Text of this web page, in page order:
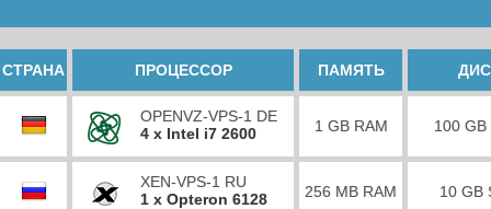
СТРАНА ПРОЦЕССОР ПАМЯТЬ
OPENVZ-VPS-1 DE
4 x Intel i7 2600
1 GB RAM 100 GB
XEN-VPS-1 RU
1 x Opteron 6128
256 MB RAM 10 GB